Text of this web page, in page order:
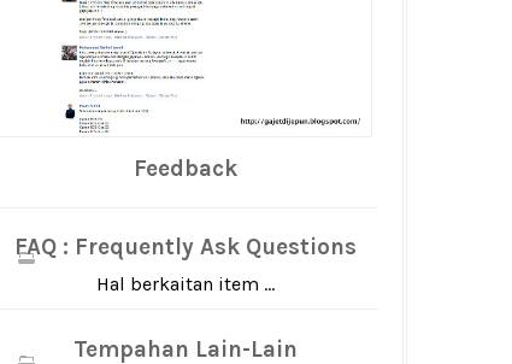
Feedback
FAQ : Frequently Ask Questions
Hal berkaitan item ...
Tempahan Lain-Lain